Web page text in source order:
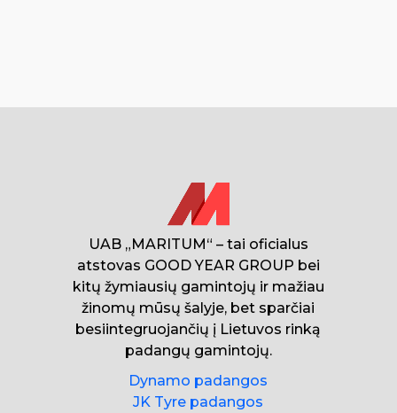
UAB „MARITUM“ – tai oficialus
atstovas GOOD YEAR GROUP bei
kitų žymiausių gamintojų ir mažiau
žinomų mūsų šalyje, bet sparčiai
besiintegruojančių į Lietuvos rinką
padangų gamintojų.
Dynamo padangos
JK Tyre padangos